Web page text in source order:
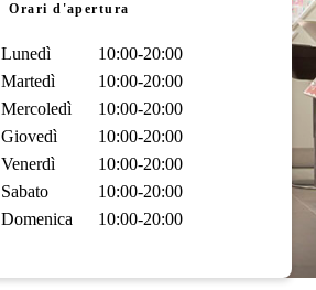
Orari d'apertura
Lunedì
10:00-20:00
Martedì
10:00-20:00
Mercoledì
10:00-20:00
Giovedì
10:00-20:00
Venerdì
10:00-20:00
Sabato
10:00-20:00
Domenica
10:00-20:00